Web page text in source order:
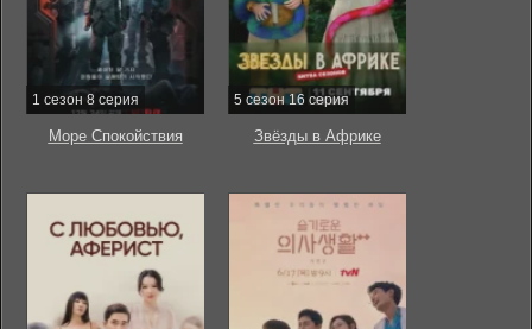
1 сезон 8 серия
Море Спокойствия
5 сезон 16 серия
Звёзды в Африке